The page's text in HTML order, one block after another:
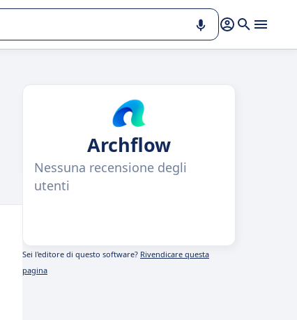
Archflow
Nessuna recensione degli
utenti
Sei l'editore di questo software? Rivendicare questa
pagina